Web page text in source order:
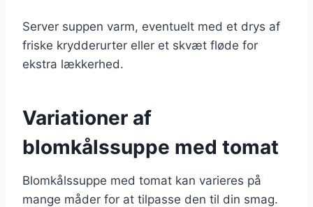
Server suppen varm, eventuelt med et drys af
friske krydderurter eller et skvæt fløde for
ekstra lækkerhed.
Variationer af
blomkålssuppe med tomat
Blomkålssuppe med tomat kan varieres på
mange måder for at tilpasse den til din smag.